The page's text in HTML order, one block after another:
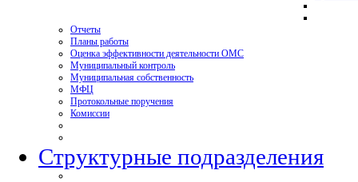
Отчеты
Планы работы
Оценка эффективности деятельности ОМС
Муниципальный контроль
Муниципальная собственность
МФЦ
Протокольные поручения
Комиссии
Структурные подразделения